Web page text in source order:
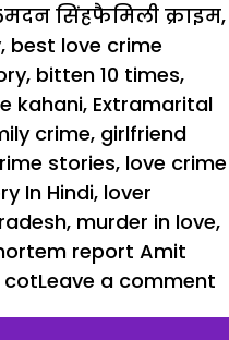
Author
मदन सिंहCategories
फैमिली क्राइम,
, best love crime
, bitten 10 times,
kahani, Extramarital
crime, girlfriend
stories, love crime
In Hindi, lover
, murder in love,
report Amit
cotLeave a comment